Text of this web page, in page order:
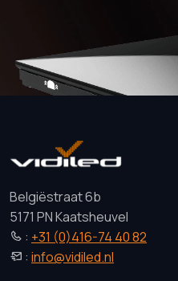
Belgiëstraat 6b
5171 PN Kaatsheuvel
: +31 (0)416-74 40 82
: info@vidiled.nl